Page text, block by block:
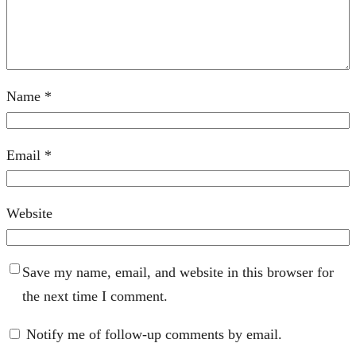
Name *
Email *
Website
Save my name, email, and website in this browser for
the next time I comment.
Notify me of follow-up comments by email.